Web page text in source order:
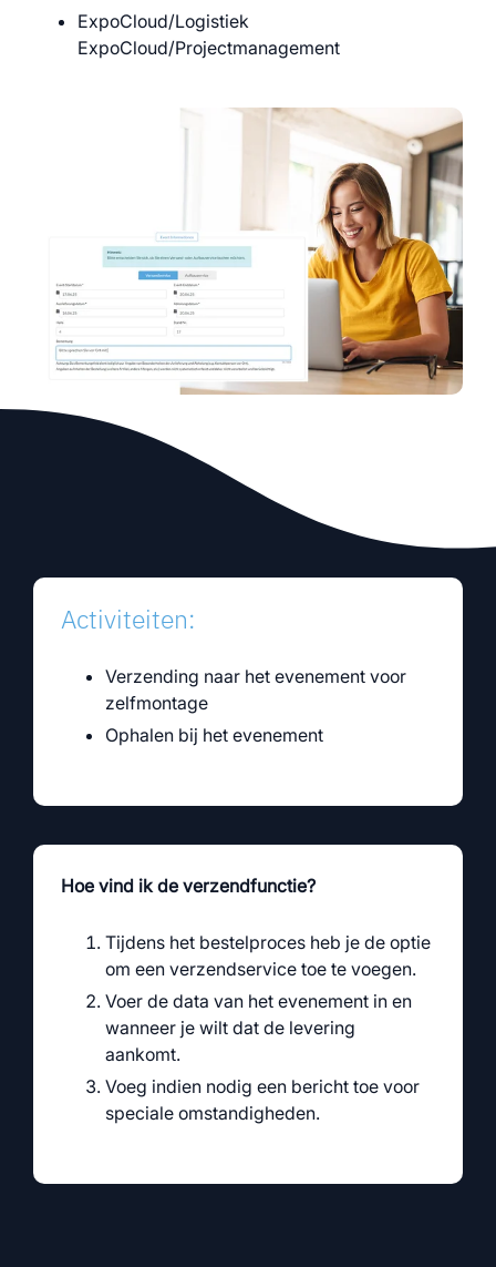
services:
ExpoCloud/Logistiek
ExpoCloud/Projectmanagement
Activiteiten:
Verzending naar het evenement voor
zelfmontage
Ophalen bij het evenement
Hoe vind ik de verzendfunctie?
Tijdens het bestelproces heb je de optie
om een verzendservice toe te voegen.
Voer de data van het evenement in en
wanneer je wilt dat de levering
aankomt.
Voeg indien nodig een bericht toe voor
speciale omstandigheden.